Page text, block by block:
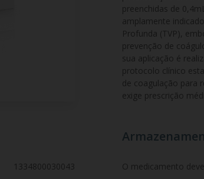
preenchidas de
amplamente
Profunda (TVP),
prevenção de
sua aplicação é
protocolo clínico
de coagulação para
exige prescrição
1334800030043
O medicamento